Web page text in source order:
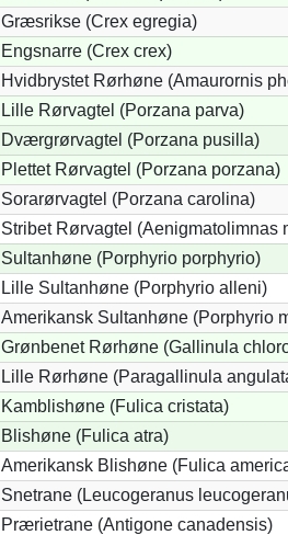
Græsrikse (Crex egregia)
Engsnarre (Crex crex)
Hvidbrystet Rørhøne (Amaurornis
Lille Rørvagtel (Porzana parva)
Dværgrørvagtel (Porzana pusilla)
Plettet Rørvagtel (Porzana porzana)
Sorarørvagtel (Porzana carolina)
Stribet Rørvagtel (Aenigmatolimnas
Sultanhøne (Porphyrio porphyrio)
Lille Sultanhøne (Porphyrio alleni)
Amerikansk Sultanhøne (Porphyrio
Grønbenet Rørhøne (Gallinula
Lille Rørhøne (Paragallinula
Kamblishøne (Fulica cristata)
Blishøne (Fulica atra)
Amerikansk Blishøne (Fulica
Snetrane (Leucogeranus
Prærietrane (Antigone canadensis)